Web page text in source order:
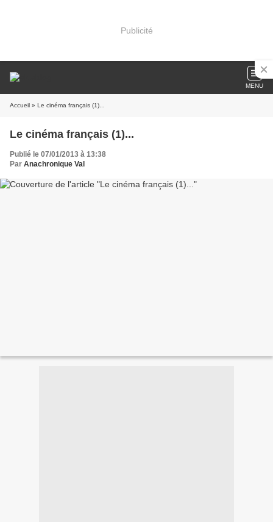
Publicité
MENU
Accueil » Le cinéma français (1)...
Le cinéma français (1)...
Publié le 07/01/2013 à 13:38
Par Anachronique Val